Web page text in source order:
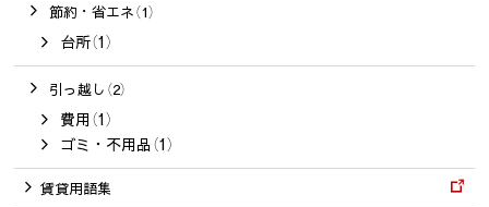
節約・省エネ（1）
台所（1）
引っ越し（2）
費用（1）
ゴミ・不用品（1）
賃貸用語集